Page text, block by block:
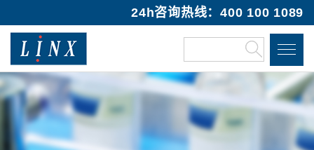
24h咨询热线：400 100 1089